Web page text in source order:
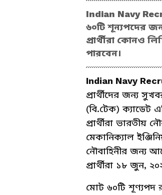
Indian Navy
৬০টি শূন্যপদের
প্রার্থীরা কোনও
পারবেন।
Indian Navy
প্রার্থীদের জন্য
(বি.টেক) ক্যাডেট
প্রার্থীরা ভারতীয়
মেকানিক্যাল
নৌবাহিনীর জন্য
প্রার্থীরা ১৮ জুন,
মোট ৬০টি শূণ্যপদ